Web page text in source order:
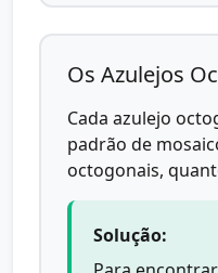
Os Azulejos
Cada azulejo
padrão de
octogonais,
Solução: